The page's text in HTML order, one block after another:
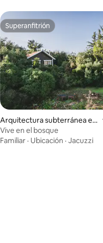
promedio: 5 de 5, 58 reseñas
Superanfitrión
Superanfitrión
Arquitectura subterránea en
Mikhmanim
Vive en el bosque
Familiar · Ubicación · Jacuzzi